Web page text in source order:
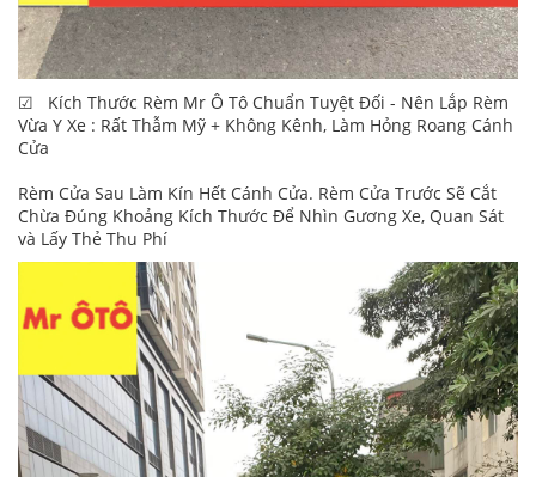
☑ Kích Thước Rèm Mr Ô Tô Chuẩn Tuyệt Đối - Nên Lắp Rèm
Vừa Y Xe : Rất Thẫm Mỹ + Không Kênh, Làm Hỏng Roang Cánh
Cửa
Rèm Cửa Sau Làm Kín Hết Cánh Cửa. Rèm Cửa Trước Sẽ Cắt
Chừa Đúng Khoảng Kích Thước Để Nhìn Gương Xe, Quan Sát
và Lấy Thẻ Thu Phí